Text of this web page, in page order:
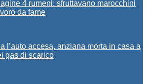
4 rumeni: sfruttavano marocchini
da fame
l’auto accesa, anziana morta in casa a
gas di scarico